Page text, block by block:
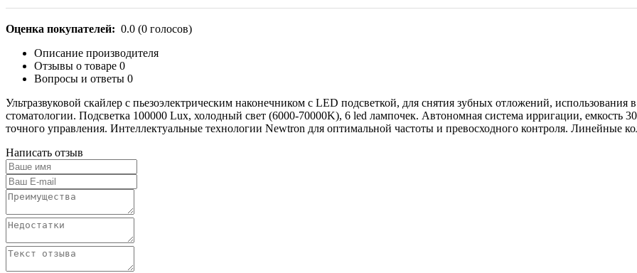
Оценка покупателей: 0.0 (0 голосов)
Описание производителя
Отзывы о товаре 0
Вопросы и ответы 0
Ультразвуковой скайлер с пьезоэлектрическим наконечником с LED подсветкой, для снятия зубных отложений,
стоматологии. Подсветка 100000 Lux, холодный свет (6000-70000K), 6 led лампочек. Автономная система ирригации, емкость
точного управления. Интеллектуальные технологии Newtron для оптимальной частоты и превосходного контроля. Линейные
Написать отзыв